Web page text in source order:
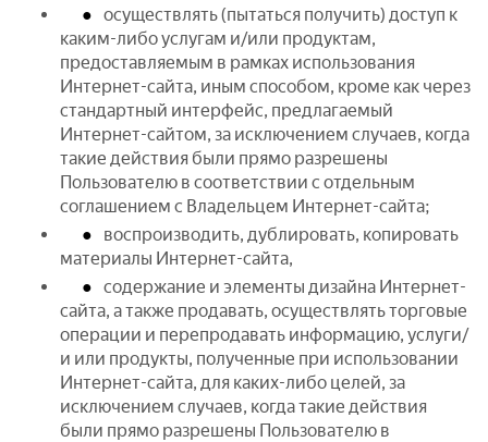
осуществлять (пытаться получить) доступ к
каким-либо услугам и/или продуктам,
предоставляемым в рамках использования
Интернет-сайта, иным способом, кроме как через
стандартный интерфейс, предлагаемый
Интернет-сайтом, за исключением случаев, когда
такие действия были прямо разрешены
Пользователю в соответствии с отдельным
соглашением с Владельцем Интернет-сайта;
воспроизводить, дублировать, копировать
материалы Интернет-сайта,
содержание и элементы дизайна Интернет-
сайта, а также продавать, осуществлять торговые
операции и перепродавать информацию, услуги/
и или продукты, полученные при использовании
Интернет-сайта, для каких-либо целей, за
исключением случаев, когда такие действия
были прямо разрешены Пользователю в